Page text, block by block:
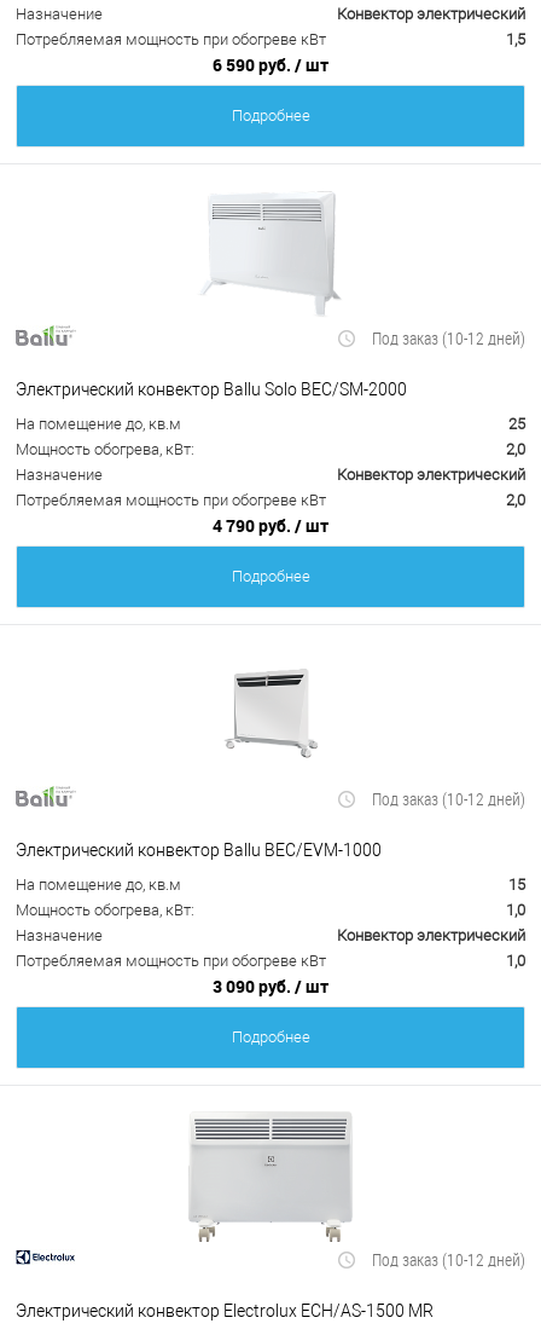
Назначение
Конвектор электрический
Потребляемая мощность при обогреве кВт
1,5
6 590 руб. / шт
Подробнее
Под заказ (10-12 дней)
Электрический конвектор Ballu Solo BEC/SM-2000
На помещение до, кв.м
25
Мощность обогрева, кВт:
2,0
Назначение
Конвектор электрический
Потребляемая мощность при обогреве кВт
2,0
4 790 руб. / шт
Подробнее
Под заказ (10-12 дней)
Электрический конвектор Ballu BEC/EVM-1000
На помещение до, кв.м
15
Мощность обогрева, кВт:
1,0
Назначение
Конвектор электрический
Потребляемая мощность при обогреве кВт
1,0
3 090 руб. / шт
Подробнее
Под заказ (10-12 дней)
Электрический конвектор Electrolux ECH/AS-1500 MR